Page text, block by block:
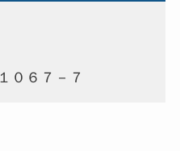
０６７－７